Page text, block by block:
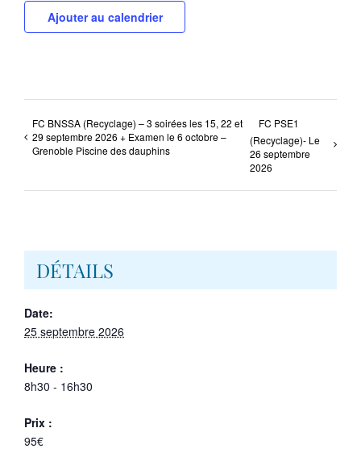
Ajouter au calendrier
FC BNSSA (Recyclage) – 3 soirées les 15, 22 et
29 septembre 2026 + Examen le 6 octobre –
Grenoble Piscine des dauphins
FC PSE1
(Recyclage)- Le
26 septembre
2026
DÉTAILS
Date:
25 septembre 2026
Heure :
8h30 - 16h30
Prix :
95€